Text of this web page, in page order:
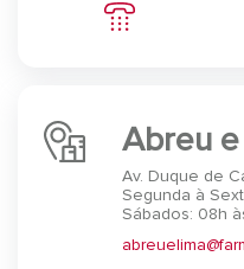
Abreu
Av. Duque de
Segunda à
Sábados: 08h